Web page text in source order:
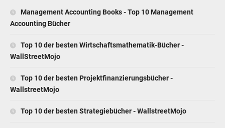
Management Accounting Books - Top 10 Management
Accounting Bücher
Top 10 der besten Wirtschaftsmathematik-Bücher -
WallStreetMojo
Top 10 der besten Projektfinanzierungsbücher -
WallstreetMojo
Top 10 der besten Strategiebücher - WallstreetMojo